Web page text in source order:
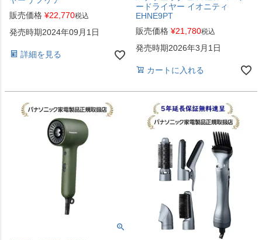
販売価格 ¥22,770税込
発売時期2024年09月1日
詳細を見る
ードライヤー イオニティ
EHNE9PT
販売価格 ¥21,780税込
発売時期2026年3月1日
カートに入れる